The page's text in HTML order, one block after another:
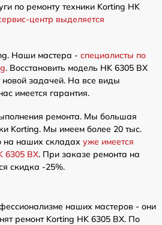
по ремонту техники Korting HK
центр выделяется
Наши мастера - специалисты по
. Восстановить модель HK 6305 BX
новой задачей. На все виды
имеется гарантия.
ремонта. Мы большая
Korting. Мы имеем более 20 тыс.
на наших складах уже имеется
6305 BX. При заказе ремонта на
скидка -25%.
наших мастеров - они
ремонт Korting HK 6305 BX. По